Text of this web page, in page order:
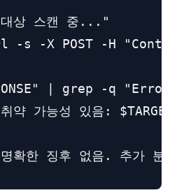
대상 스캔 중..."
-s -X POST -H
| grep -q
약 가능성 있음: $TARGET"
한 징후 없음. 추가 분석